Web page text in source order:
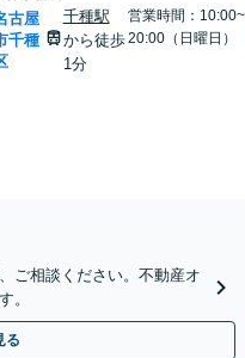
古屋
千種
千種駅
から徒歩
1分
営業時間：10:00~
20:00（日曜日）
ご相談ください。不動産オ
。
る